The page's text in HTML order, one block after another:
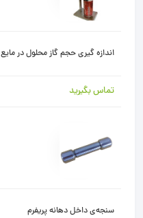
اندازه گيری حجم گاز محلول در مايع
تماس بگیرید
سنجه‌ی داخل دهانه پریفرم